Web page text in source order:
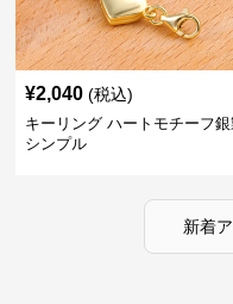
¥2,040 (税込)
キーリング ハートモチーフ銀
シンプル
新着